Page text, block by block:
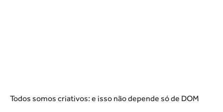
Todos somos criativos: e isso não depende só de DOM